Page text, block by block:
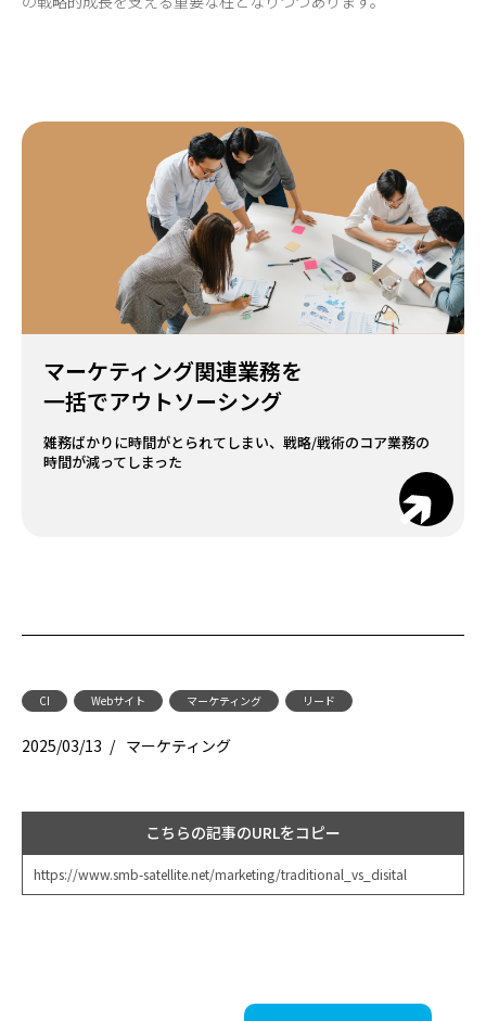
マーケティング関連業務を
一括でアウトソーシング
雑務ばかりに時間がとられてしまい、 戦略/戦術のコア業務の
時間が減ってしまった
CI Webサイト マーケティング リード
2025/03/13 / マーケティング
こちらの記事のURLをコピー
https://www.smb-satellite.net/marketing/traditional_vs_disital